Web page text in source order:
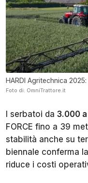
HARDI Agritechnica
Foto di: OmniTrattore.it
I serbatoi da 3.000
FORCE fino a 39
stabilità anche su
biennale conferma
riduce i costi